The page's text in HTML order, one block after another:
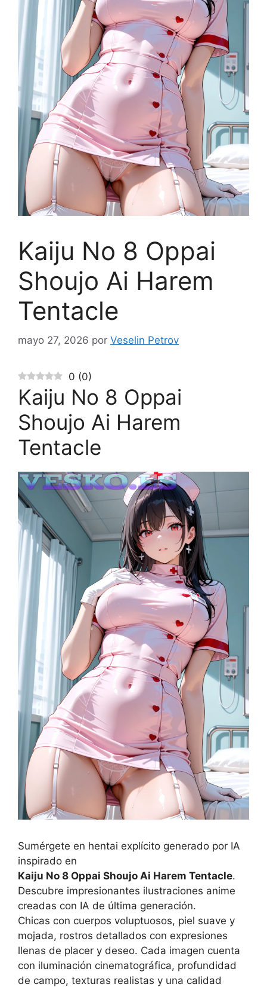
Kaiju No 8 Oppai
Shoujo Ai Harem
Tentacle
mayo 27, 2026 por Veselin Petrov
0 (0)
Kaiju No 8 Oppai
Shoujo Ai Harem
Tentacle
Sumérgete en hentai explícito generado por IA
inspirado en
Kaiju No 8 Oppai Shoujo Ai Harem Tentacle.
Descubre impresionantes ilustraciones anime
creadas con IA de última generación.
Chicas con cuerpos voluptuosos, piel suave y
mojada, rostros detallados con expresiones
llenas de placer y deseo. Cada imagen cuenta
con iluminación cinematográfica, profundidad
de campo, texturas realistas y una calidad